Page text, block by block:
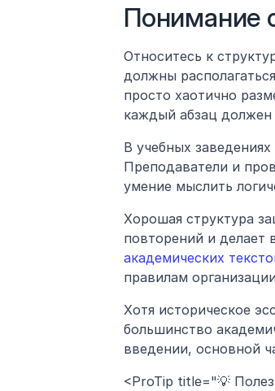
Понимание
Относитесь к
должны
просто хаотично
каждый абзац
В учебных
Преподаватели и
умение мыслить
Хорошая структура
повторений и делает
академических
правилам
Хотя историческое
большинство
введении, основной
<ProTip title="💡